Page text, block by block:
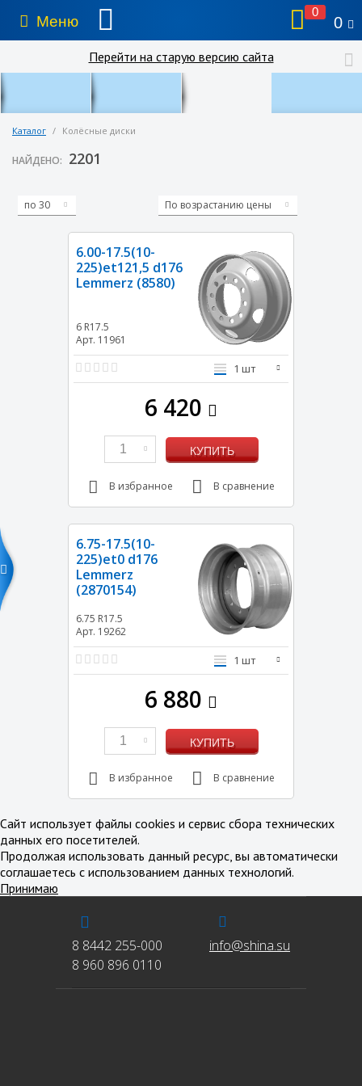
Меню
0
0
Перейти на старую версию сайта
Каталог / Колёсные диски
НАЙДЕНО: 2201
по 30 По возрастанию цены
6.00-17.5(10-
225)et121,5 d176
Lemmerz (8580)
6 R17.5
Арт. 11961
1 шт
6 420
1 КУПИТЬ
В избранное В сравнение
6.75-17.5(10-
225)et0 d176
Lemmerz
(2870154)
6.75 R17.5
Арт. 19262
1 шт
6 880
1 КУПИТЬ
В избранное В сравнение
8 8442 255-000
8 960 896 0110
info@shina.su
Сайт использует файлы cookies и сервис сбора технических
данных его посетителей.
Продолжая использовать данный ресурс, вы автоматически
соглашаетесь с использованием данных технологий.
Принимаю